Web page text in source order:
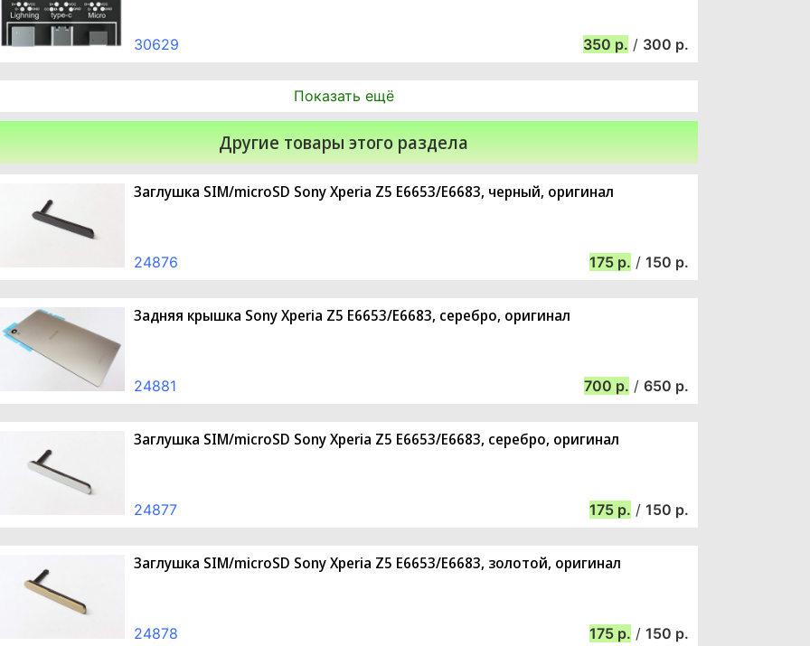
30629 350 / 300
Показать ещё
Другие товары этого раздела
Заглушка SIM/microSD Sony Xperia Z5 E6653/E6683, черный, оригинал
24876 175 / 150
Задняя крышка Sony Xperia Z5 E6653/E6683, серебро, оригинал
24881 700 / 650
Заглушка SIM/microSD Sony Xperia Z5 E6653/E6683, серебро, оригинал
24877 175 / 150
Заглушка SIM/microSD Sony Xperia Z5 E6653/E6683, золотой, оригинал
24878 175 / 150